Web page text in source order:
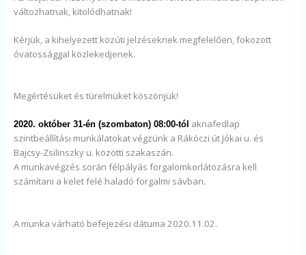
változhatnak, kitolódhatnak!
Kérjük, a kihelyezett közúti jelzéseknek megfelelően, fokozott
óvatossággal közlekedjenek.
Megértésüket és türelmüket köszönjük!
2020. október 31-én (szombaton) 08:00-tól aknafedlap
szintbeállítási munkálatokat végzünk a Rákóczi út Jókai u. és
Bajcsy-Zsilinszky u. közötti szakaszán.
A munkavégzés során félpályás forgalomkorlátozásra kell
számítani a kelet felé haladó forgalmi sávban.
A munka várható befejezési dátuma 2020.11.02.